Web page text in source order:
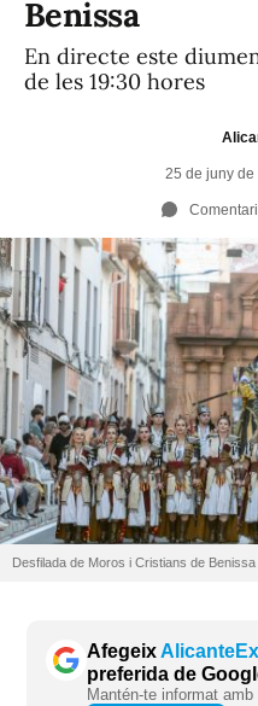
Benissa
En directe este
de les 19:30 hores
25 de juny
Desfilada de Moros i Cristians de Benissa
Afegeix
preferida de
Mantén-te informat